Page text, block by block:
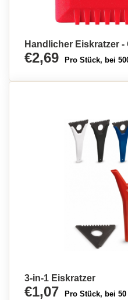
Handlicher Eiskratzer
€2,69 Pro Stück, bei
3-in-1 Eiskratzer
€1,07 Pro Stück, bei